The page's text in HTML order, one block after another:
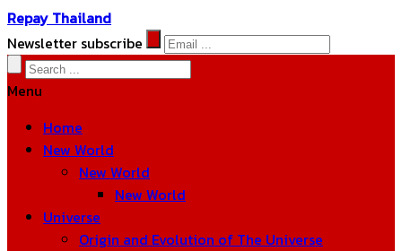
Repay Thailand
Newsletter subscribe
Menu
Home
New World
New World
New World
Universe
Origin and Evolution of The Universe